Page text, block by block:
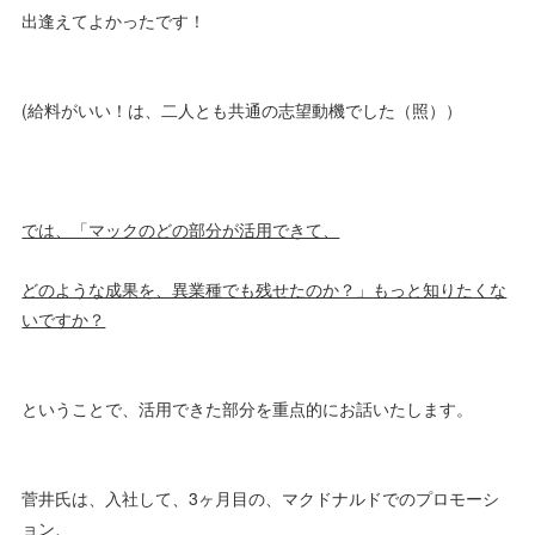
出逢えてよかったです！
(給料がいい！は、二人とも共通の志望動機でした（照））
では、「マックのどの部分が活用できて、
どのような成果を、異業種でも残せたのか？」もっと知りたくな
いですか？
ということで、活用できた部分を重点的にお話いたします。
菅井氏は、入社して、3ヶ月目の、マクドナルドでのプロモーシ
ョン、